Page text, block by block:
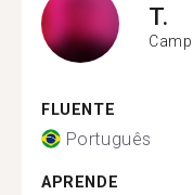
T.
FLUENTE
Português
APRENDE